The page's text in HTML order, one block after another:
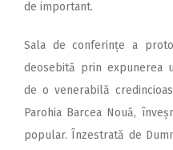
de important.
Sala de conferințe a
deosebită prin expunerea
de o venerabilă
Parohia Barcea Nouă,
popular. Înzestrată de